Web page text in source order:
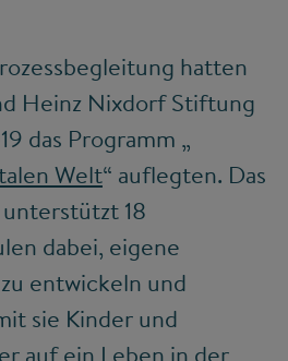
hatten
Heinz Nixdorf Stiftung
das Programm „
Welt“ auflegten. Das
18
dabei, eigene
entwickeln und
sie Kinder und